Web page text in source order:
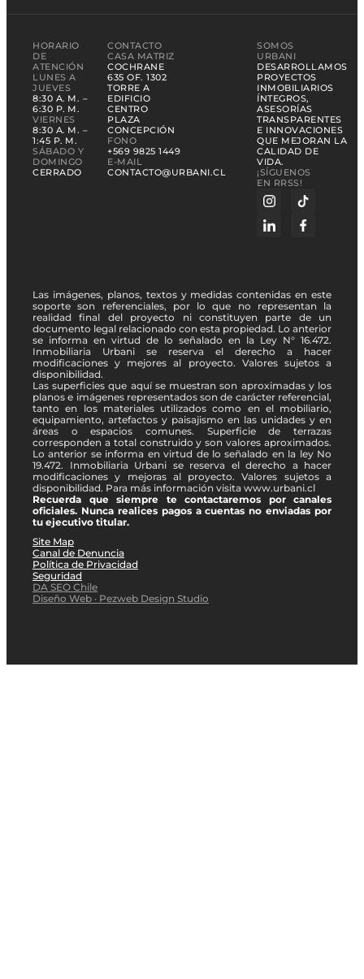
HORARIO
DE
ATENCIÓN
LUNES A
JUEVES
8:30 A. M. –
6:30 P. M.
VIERNES
8:30 A. M. –
1:45 P. M.
SÁBADO Y
DOMINGO
CERRADO
CONTACTO
CASA MATRIZ
COCHRANE
635 OF. 1302
TORRE A
EDIFICIO
CENTRO
PLAZA
CONCEPCIÓN
FONO
+569 9825 1449
E-MAIL
CONTACTO@URBANI.CL
SOMOS
URBANI
DESARROLLAMOS
PROYECTOS
INMOBILIARIOS
ÍNTEGROS,
ASESORÍAS
TRANSPARENTES
E INNOVACIONES
QUE MEJORAN LA
CALIDAD DE
VIDA.
¡SÍGUENOS
EN RRSS!
Las imágenes, planos, textos y medidas contenidas en este
soporte son referenciales, por lo que no representan la
realidad final del proyecto ni constituyen parte de un
documento legal relacionado con esta propiedad. Lo anterior
se informa en virtud de lo señalado en la Ley N° 16.472.
Inmobiliaria Urbani se reserva el derecho a hacer
modificaciones y mejores al proyecto. Valores sujetos a
disponibilidad.
Las superficies que aquí se muestran son aproximadas y los
planos e imágenes representados son de carácter referencial,
tanto en los materiales utilizados como en el mobiliario,
equipamiento, artefactos y paisajismo en las unidades y en
áreas o espacios comunes. Superficie de terrazas
corresponden a total construido y son valores aproximados.
Lo anterior se informa en virtud de lo señalado en la ley No
19.472. Inmobiliaria Urbani se reserva el derecho a hacer
modificaciones y mejoras al proyecto. Valores sujetos a
disponibilidad. Para más información visita www.urbani.cl
Recuerda que siempre te contactaremos por canales
oficiales. Nunca realices pagos a cuentas no enviadas por
tu ejecutivo titular.
Site Map
Canal de Denuncia
Política de Privacidad
Seguridad
DA SEO Chile
Diseño Web · Pezweb Design Studio